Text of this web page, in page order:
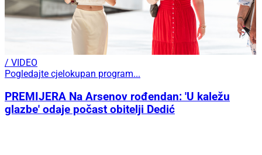
/ VIDEO
Pogledajte cjelokupan program...
PREMIJERA Na Arsenov rođendan: 'U kaležu
glazbe' odaje počast obitelji Dedić